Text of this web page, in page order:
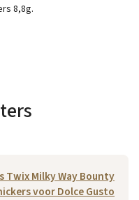
8,8g.
Twix Milky Way Bounty
voor Dolce Gusto